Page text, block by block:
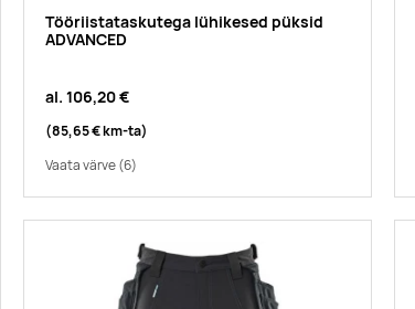
Tööriistataskutega lühikesed püksid
ADVANCED
al. 106,20 €
(85,65 €km-ta)
Vaata värve(6)